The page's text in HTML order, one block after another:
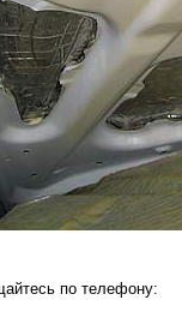
по телефону: